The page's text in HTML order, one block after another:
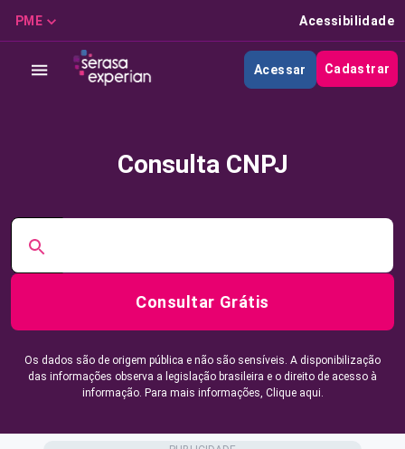
PME Acessibilidade
Acessar Cadastrar
Consulta CNPJ
Consultar Grátis
Os dados são de origem pública e não são sensíveis. A disponibilização
das informações observa a legislação brasileira e o direito de acesso à
informação. Para mais informações, Clique aqui.